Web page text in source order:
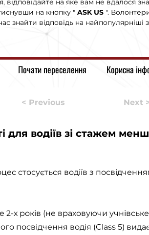
Почати переселення Корисна
відповідайте на яке вам не вдалося
на кнопку " ASK US ".
знайти відповідь на найпопулярніші
< Previous Next
для водіїв зі стажем
стосується водіїв з
х років (не враховуючи
посвідчення водія (Class 5)